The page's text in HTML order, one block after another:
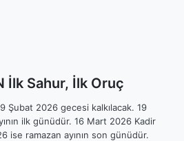
İlk Sahur, İlk Oruç
Şubat 2026 gecesi kalkılacak. 19
ilk günüdür. 16 Mart 2026 Kadir
ise ramazan ayının son günüdür.